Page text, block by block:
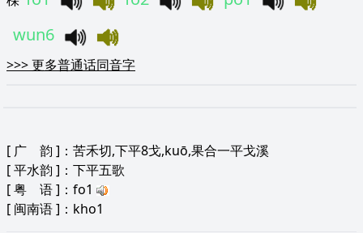
wun6
>>>更多普通话同音字
[ 广 韵 ]：苦禾切,下平8戈,kuō,果合一平戈溪
[平水韵 ]：下平五歌
[粤 语]：fo1
[ 闽南语]：kho1